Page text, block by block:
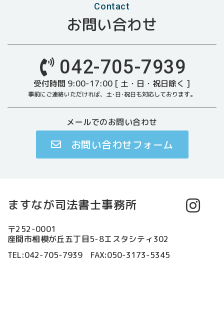
Contact
お問い合わせ
042-705-7939
受付時間 9:00-17:00 [ 土・日・祝日除く ]
事前にご連絡いただければ、土･日･祝日も対応しております。
メールでのお問い合わせ
お問い合わせフォーム
ますなが司法書士事務所
〒252-0001
座間市相模が丘五丁目5-8エスタシティ302
TEL:042-705-7939 FAX:050-3173-5345